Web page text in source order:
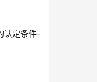
认定条件-